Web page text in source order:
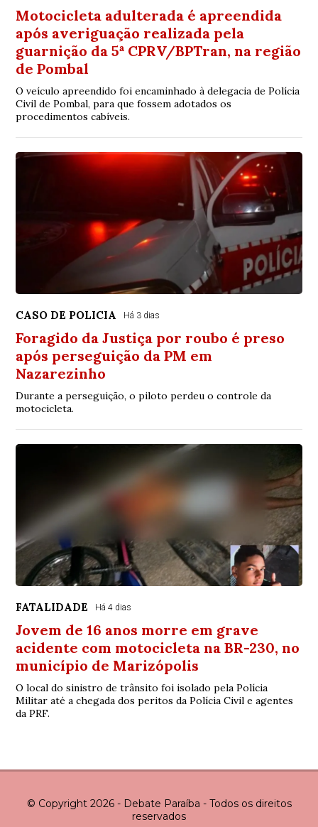
Motocicleta adulterada é apreendida
após averiguação realizada pela
guarnição da 5ª CPRV/BPTran, na região
de Pombal
O veículo apreendido foi encaminhado à delegacia de Polícia
Civil de Pombal, para que fossem adotados os
procedimentos cabíveis.
CASO DE POLICIA Há 3 dias
Foragido da Justiça por roubo é preso
após perseguição da PM em
Nazarezinho
Durante a perseguição, o piloto perdeu o controle da
motocicleta.
FATALIDADE Há 4 dias
Jovem de 16 anos morre em grave
acidente com motocicleta na BR-230, no
município de Marizópolis
O local do sinistro de trânsito foi isolado pela Polícia
Militar até a chegada dos peritos da Polícia Civil e agentes
da PRF.
© Copyright 2026 - Debate Paraíba - Todos os direitos
reservados